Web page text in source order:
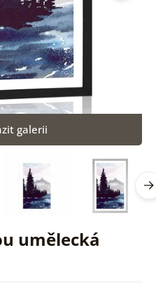
umělecká
galerii